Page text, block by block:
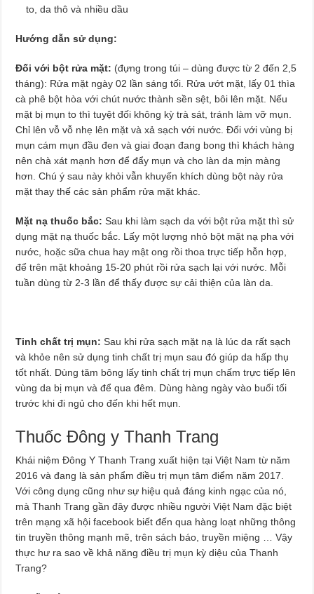
to, da thô và nhiều dầu
Hướng dẫn sử dụng:
Đối với bột rửa mặt: (đựng trong túi – dùng được từ 2 đến 2,5
tháng): Rửa mặt ngày 02 lần sáng tối. Rửa ướt mặt, lấy 01 thìa
cà phê bột hòa với chút nước thành sền sệt, bôi lên mặt. Nếu
mặt bị mụn to thì tuyệt đối không kỳ trà sát, tránh làm vỡ mụn.
Chỉ lên vỗ vỗ nhẹ lên mặt và xả sạch với nước. Đối với vùng bị
mụn cám mụn đầu đen và giai đoạn đang bong thì khách hàng
nên chà xát mạnh hơn để đẩy mụn và cho làn da mịn màng
hơn. Chú ý sau này khỏi vẫn khuyến khích dùng bột này rửa
mặt thay thế các sản phẩm rửa mặt khác.
Mặt nạ thuốc bắc:Sau khi làm sạch da với bột rửa mặt thì sử
dụng mặt nạ thuốc bắc. Lấy một lượng nhỏ bột mặt nạ pha với
nước, hoặc sữa chua hay mật ong rồi thoa trực tiếp hỗn hợp,
để trên mặt khoảng 15-20 phút rồi rửa sạch lại với nước. Mỗi
tuần dùng từ 2-3 lần để thấy được sự cải thiện của làn da.
Tinh chất trị mụn:Sau khi rửa sạch mặt nạ là lúc da rất sạch
và khỏe nên sử dụng tinh chất trị mụn sau đó giúp da hấp thụ
tốt nhất. Dùng tăm bông lấy tinh chất trị mụn chấm trực tiếp lên
vùng da bị mụn và để qua đêm. Dùng hàng ngày vào buổi tối
trước khi đi ngủ cho đến khi hết mụn.
Thuốc Đông y Thanh Trang
Khái niệm Đông Y Thanh Trang xuất hiện tại Việt Nam từ năm
2016 và đang là sản phẩm điều trị mụn tâm điểm năm 2017.
Với công dụng cũng như sự hiệu quả đáng kinh ngạc của nó,
mà Thanh Trang gần đây được nhiều người Việt Nam đặc biệt
trên mạng xã hội facebook biết đến qua hàng loạt những thông
tin truyền thông mạnh mẽ, trên sách báo, truyền miệng … Vậy
thực hư ra sao về khả năng điều trị mụn kỳ diệu của Thanh
Trang?